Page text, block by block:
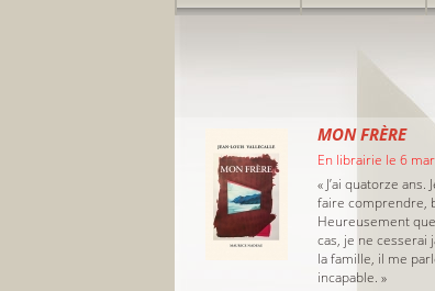
MON FRÈRE
En librairie le 6
« J’ai quatorze
faire comprendre,
Heureusement
cas, je ne cesserai
la famille, il me
incapable. »